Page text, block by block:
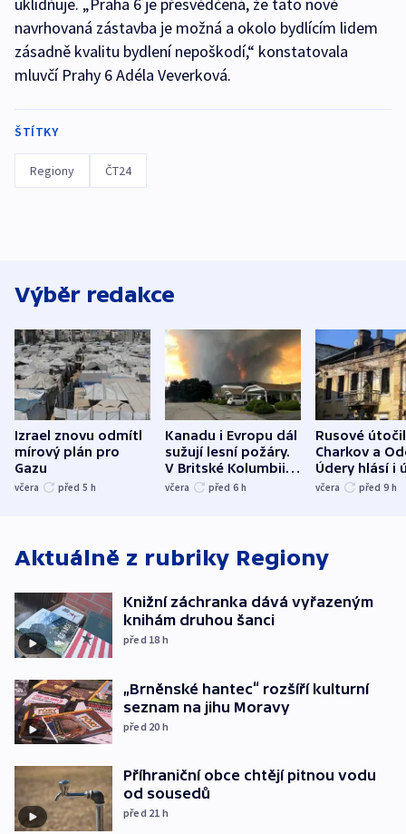
uklidňuje. „Praha 6 je přesvědčená, že tato nově
navrhovaná zástavba je možná a okolo bydlícím lidem
zásadně kvalitu bydlení nepoškodí,“ konstatovala
mluvčí Prahy 6 Adéla Veverková.
ŠTÍTKY
Regiony ČT24
Výběr redakce
Izrael znovu odmítl
mírový plán pro
Gazu
včera před 5 h
Kanadu i Evropu dál
sužují lesní požáry.
V Britské Kolumbii
evakuovali tisíce lidí
včera před 6 h
Rusové
Charkov a
Údery hlásí i
Bělgorodu
včera před 9 h
Aktuálně z rubriky Regiony
Knižní záchranka dává vyřazeným
knihám druhou šanci
před 18 h
„Brněnské hantec“ rozšíří kulturní
seznam na jihu Moravy
před 20 h
Příhraniční obce chtějí pitnou vodu
od sousedů
před 21 h